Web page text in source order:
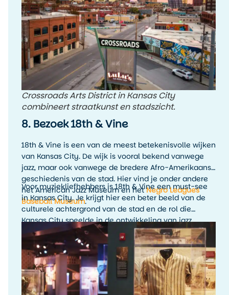
Crossroads Arts District in Kansas City
combineert straatkunst en stadszicht.
8. Bezoek 18th & Vine
18th & Vine is een van de meest betekenisvolle wijken
van Kansas City. De wijk is vooral bekend vanwege
jazz, maar ook vanwege de bredere Afro-Amerikaanse
geschiedenis van de stad. Hier vind je onder andere
het American Jazz Museum en hetNegro Leagues
Baseball Museum.
Voor muziekliefhebbers is 18th & Vine een must-see
in Kansas City. Je krijgt hier een beter beeld van de
culturele achtergrond van de stad en de rol die
Kansas City speelde in de ontwikkeling van jazz.
Combineer een museumbezoek bij voorkeur met live
muziek in de avond, zodat de geschiedenis ook echt
tot leven komt.